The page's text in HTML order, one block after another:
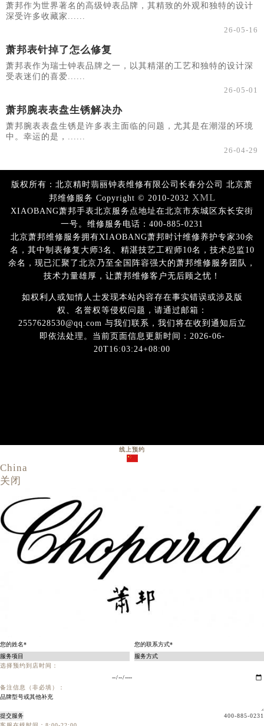
萧邦作为世界著名的高级钟表品牌，其精致的外观和独特的设计
深受许多收藏家......
26-05-16
萧邦表针掉了怎么修复
萧邦表作为瑞士钟表品牌之一，以其精湛的工艺和独特的设计深
受表迷们的喜爱......
26-05-01
萧邦腕表表盘生锈解决办
萧邦腕表表盘生锈是许多表主面临的问题，尤其是在潮湿的环境
中。幸运的是，......
26-04-29
版权所有：北京精时翡丽钟表维修有限公司长春分公司 北京萧
邦维修服务 Copyright © 2010-2032 XML
XIAOBANG萧邦手表北京服务点地址在北京市东城区东长安街
一号。维修服务电话：400-885-0231
北京萧邦维修服务拥有XIAOBANG萧邦时计维修养护专家30余
名，其中制表修复大师3名、精湛技艺工程师10名，技术总监10
余名，现已汇聚了北京乃至全国阵容强大的萧邦维修服务团队，
技术力量雄厚，让萧邦维修客户无后顾之忧！
如权利人或知情人士发现本站内容存在事实错误或涉及版
权、名誉权等侵权问题，请通过邮箱：
2557628530@qq.com 与我们联系，我们将在收到通知后立
即依法处理。当前页面信息更新时间：2026-06-
20T16:03:24+08:00
线上预约
China
关闭
选择预约到店时间：
备注信息（非必填）：
提交服务
400-885-0231